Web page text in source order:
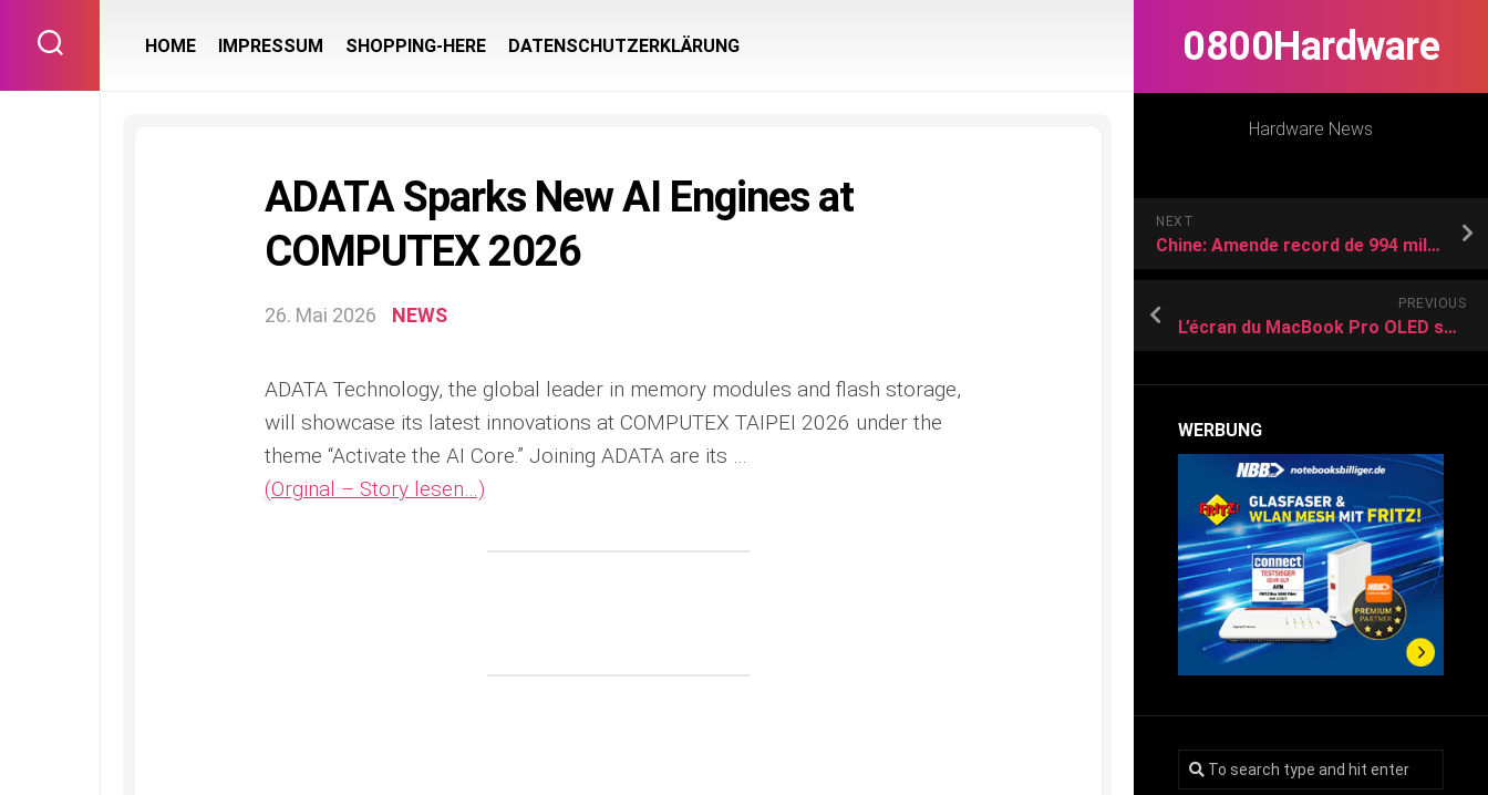
content
0800Hardware
Hardware News
NEXT
Chine: Amende record de 994 millions USD contre Qualcomm
PREVIOUS
L’écran du MacBook Pro OLED se rapproche de la production
WERBUNG
HOME IMPRESSUM SHOPPING-HERE DATENSCHUTZERKLÄRUNG
ADATA Sparks New AI Engines at
COMPUTEX 2026
26. Mai 2026 NEWS
ADATA Technology, the global leader in memory modules and flash storage,
will showcase its latest innovations at COMPUTEX TAIPEI 2026 under the
theme “Activate the AI Core.” Joining ADATA are its …
(Orginal – Story lesen…)